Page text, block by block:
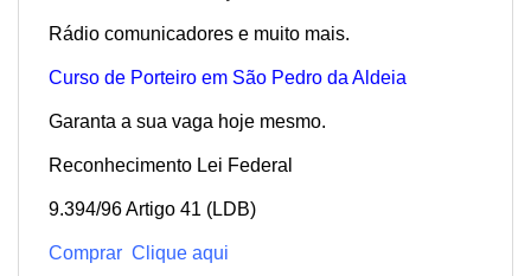
Rádio comunicadores e muito mais.
Curso de Porteiro em São Pedro da Aldeia
Garanta a sua vaga hoje mesmo.
Reconhecimento Lei Federal
9.394/96 Artigo 41 (LDB)
Comprar Clique aqui